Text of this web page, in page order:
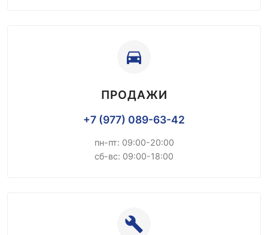
ПРОДАЖИ
+7 (977) 089-63-42
пн-пт: 09:00-20:00
сб-вс: 09:00-18:00